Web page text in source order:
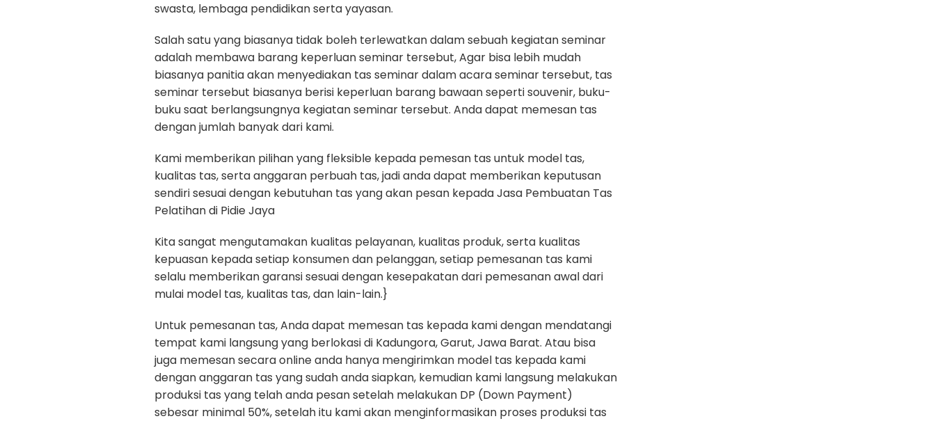
swasta, lembaga pendidikan serta yayasan.
Salah satu yang biasanya tidak boleh terlewatkan dalam sebuah kegiatan seminar
adalah membawa barang keperluan seminar tersebut, Agar bisa lebih mudah
biasanya panitia akan menyediakan tas seminar dalam acara seminar tersebut, tas
seminar tersebut biasanya berisi keperluan barang bawaan seperti souvenir, buku-
buku saat berlangsungnya kegiatan seminar tersebut. Anda dapat memesan tas
dengan jumlah banyak dari kami.
Kami memberikan pilihan yang fleksible kepada pemesan tas untuk model tas,
kualitas tas, serta anggaran perbuah tas, jadi anda dapat memberikan keputusan
sendiri sesuai dengan kebutuhan tas yang akan pesan kepada Jasa Pembuatan Tas
Pelatihan di Pidie Jaya
Kita sangat mengutamakan kualitas pelayanan, kualitas produk, serta kualitas
kepuasan kepada setiap konsumen dan pelanggan, setiap pemesanan tas kami
selalu memberikan garansi sesuai dengan kesepakatan dari pemesanan awal dari
mulai model tas, kualitas tas, dan lain-lain.}
Untuk pemesanan tas, Anda dapat memesan tas kepada kami dengan mendatangi
tempat kami langsung yang berlokasi di Kadungora, Garut, Jawa Barat. Atau bisa
juga memesan secara online anda hanya mengirimkan model tas kepada kami
dengan anggaran tas yang sudah anda siapkan, kemudian kami langsung melakukan
produksi tas yang telah anda pesan setelah melakukan DP (Down Payment)
sebesar minimal 50%, setelah itu kami akan menginformasikan proses produksi tas